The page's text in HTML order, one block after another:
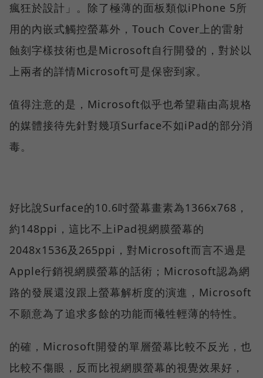
瘋狂於設計」。除了極薄的面板類似iPhone 5所
用的內嵌式觸控螢幕外，Touch Cover上的雷射
蝕刻字樣技術也是Microsoft自行開發的，對於以
上兩者的詳情Microsoft可是保密到家。
值得注意的是，Microsoft似乎也希望藉由高規格
的媒體接待先針對幾項Surface不如iPad的部分消
毒。
好比說Surface的10.6吋螢幕畫素為1366x768，
約148ppi，這比不上iPad視網膜螢幕的
2048x1536及265ppi，對Microsoft而言不過是
Apple行銷視網膜螢幕的話術；Microsoft認為網
路的發展還沒跟上螢幕解析度的演進，Microsoft
不願意為了追求多餘的功能而犧牲輕薄的特性。
的確，Microsoft開發的單層螢幕比較不反光，也
比較不傷眼，反而比視網膜螢幕的視覺效果好，